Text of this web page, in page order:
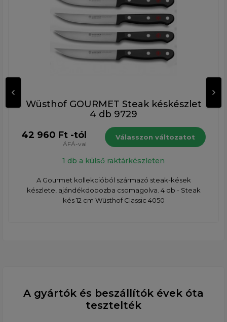
Wüsthof GOURMET Steak késkészlet
4 db 9729
42 960 Ft -tól
ÁFÁ-val
Válasszon változatot
1 db a külső raktárkészleten
A Gourmet kollekcióból származó steak-kések
készlete, ajándékdobozba csomagolva. 4 db - Steak
kés 12 cm Wüsthof Classic 4050
A gyártók és beszállítók évek óta
tesztelték